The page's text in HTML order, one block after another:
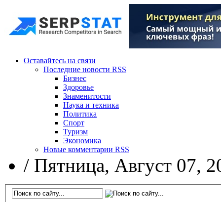
Оставайтесь на связи
Последние новости RSS
Бизнес
Здоровье
Знаменитости
Наука и техника
Политика
Спорт
Туризм
Экономика
Новые комментарии RSS
/ Пятница, Август 07,